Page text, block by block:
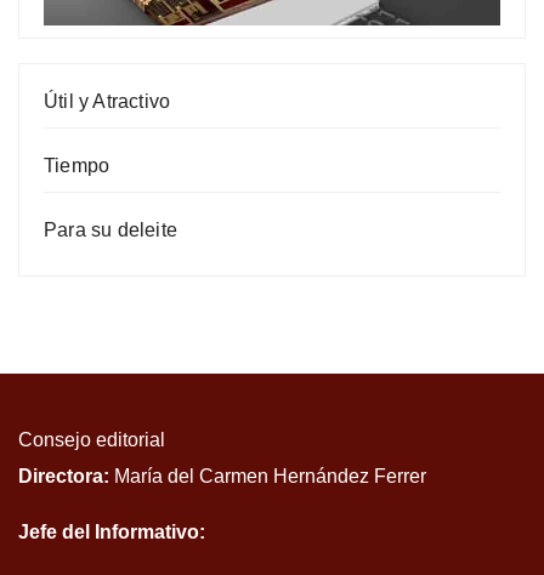
Útil y Atractivo
Tiempo
Para su deleite
Consejo editorial
Directora: María del Carmen Hernández Ferrer
Jefe del Informativo: